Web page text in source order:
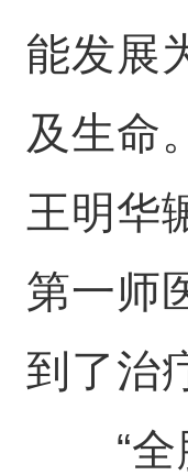
能发展
及生命
王明华
第一师
到了治
“全